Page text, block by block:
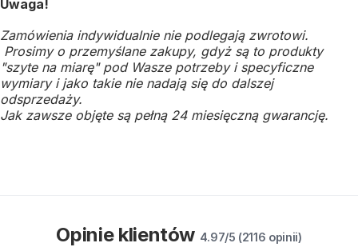
Uwaga!
Zamówienia indywidualnie nie podlegają zwrotowi.
Prosimy o przemyślane zakupy, gdyż są to produkty
"szyte na miarę" pod Wasze potrzeby i specyficzne
wymiary i jako takie nie nadają się do dalszej
odsprzedaży.
Jak zawsze objęte są pełną 24 miesięczną gwarancję.
Opinie klientów 4.97/5 (2116 opinii)